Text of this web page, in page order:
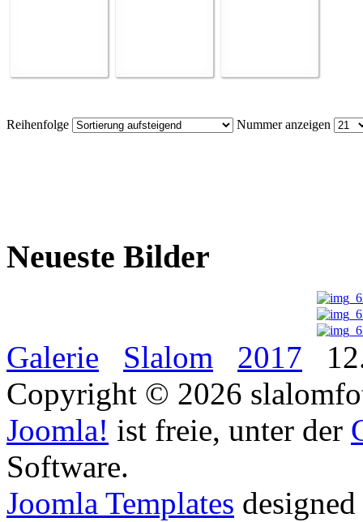
Reihenfolge Nummer anzeigen
Neueste Bilder
Galerie Slalom 2017
Copyright © 2026
Joomla! ist freie, unter der
Software.
Joomla Templates